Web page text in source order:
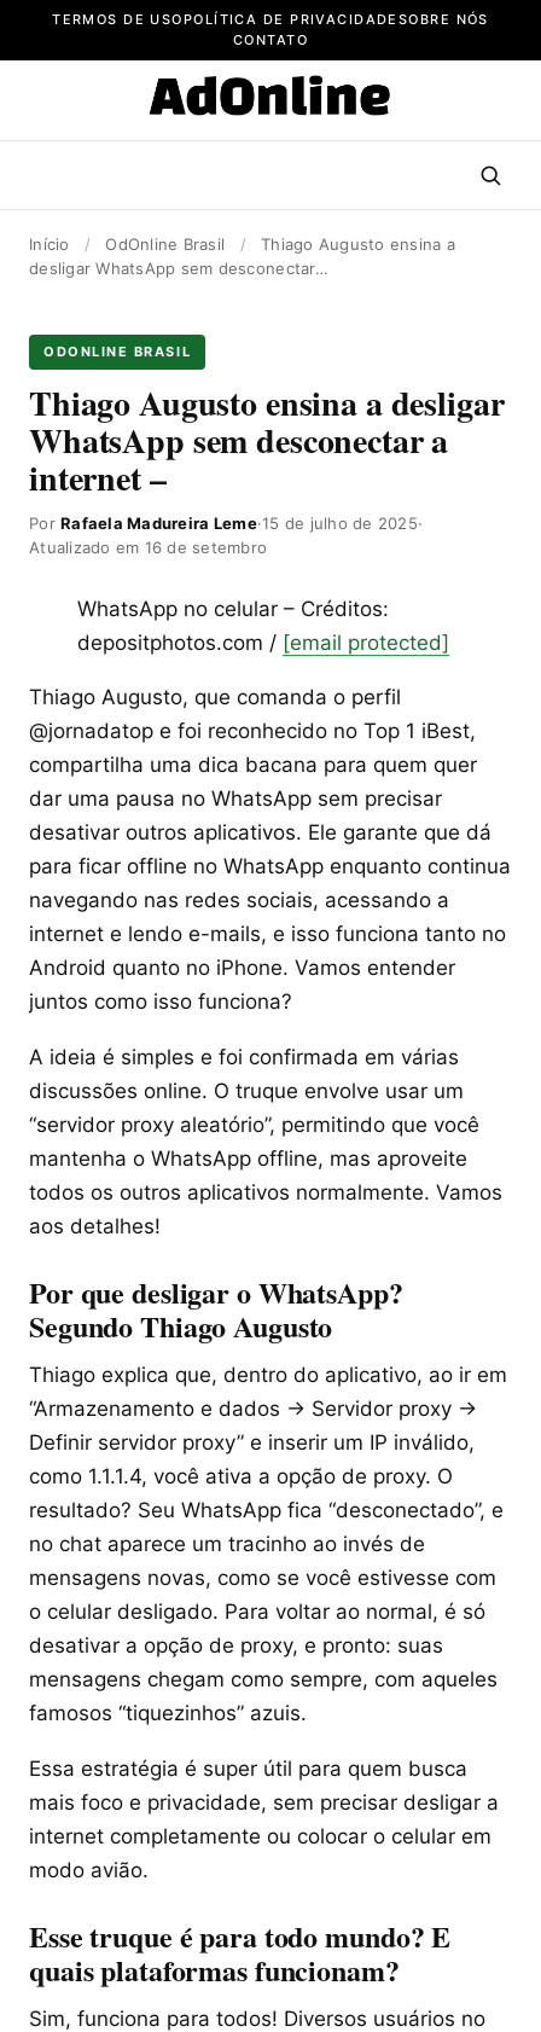
TERMOS DE USOPOLÍTICA DE PRIVACIDADE SOBRE NÓS
CONTATO
Início / OdOnline Brasil /
Thiago Augusto ensina a
desligar WhatsApp sem desconectar…
ODONLINE BRASIL
Thiago Augusto ensina a desligar
WhatsApp sem desconectar a
internet –
PorRafaela Madureira Leme·15 de julho de 2025·
Atualizado em 16 de setembro
WhatsApp no celular – Créditos:
depositphotos.com / [email protected]
Thiago Augusto, que comanda o perfil
@jornadatop e foi reconhecido no Top 1 iBest,
compartilha uma dica bacana para quem quer
dar uma pausa no WhatsApp sem precisar
desativar outros aplicativos. Ele garante que dá
para ficar offline no WhatsApp enquanto continua
navegando nas redes sociais, acessando a
internet e lendo e-mails, e isso funciona tanto no
Android quanto no iPhone. Vamos entender
juntos como isso funciona?
A ideia é simples e foi confirmada em várias
discussões online. O truque envolve usar um
“servidor proxy aleatório”, permitindo que você
mantenha o WhatsApp offline, mas aproveite
todos os outros aplicativos normalmente. Vamos
aos detalhes!
Por que desligar o WhatsApp?
Segundo Thiago Augusto
Thiago explica que, dentro do aplicativo, ao ir em
“Armazenamento e dados → Servidor proxy →
Definir servidor proxy” e inserir um IP inválido,
como 1.1.1.4, você ativa a opção de proxy. O
resultado? Seu WhatsApp fica “desconectado”, e
no chat aparece um tracinho ao invés de
mensagens novas, como se você estivesse com
o celular desligado. Para voltar ao normal, é só
desativar a opção de proxy, e pronto: suas
mensagens chegam como sempre, com aqueles
famosos “tiquezinhos” azuis.
Essa estratégia é super útil para quem busca
mais foco e privacidade, sem precisar desligar a
internet completamente ou colocar o celular em
modo avião.
Esse truque é para todo mundo? E
quais plataformas funcionam?
Sim, funciona para todos! Diversos usuários no